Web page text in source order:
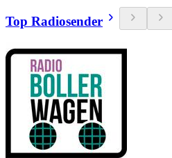
Top Radiosender